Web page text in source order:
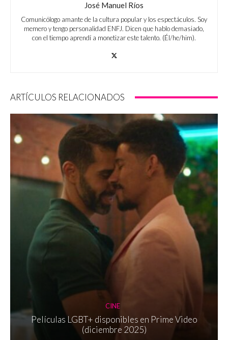
José Manuel Ríos
Comunicólogo amante de la cultura popular y los espectáculos. Soy
memero y tengo personalidad ENFJ. Dicen que hablo demasiado,
con el tiempo aprendí a monetizar este talento. (Él/he/him).
ARTÍCULOS RELACIONADOS
CINE
Películas LGBT+ disponibles en Prime Video
(diciembre 2025)